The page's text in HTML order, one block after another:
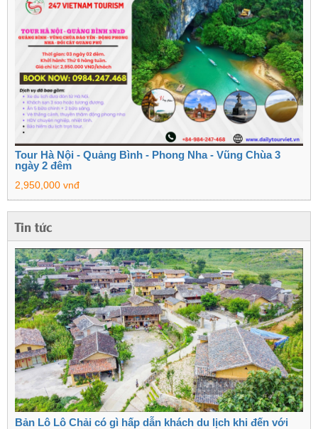
Tour Hà Nội - Quảng Bình - Phong Nha - Vũng Chùa 3
ngày 2 đêm
2,950,000 vnđ
Tin tức
Bản Lô Lô Chải có gì hấp dẫn khách du lịch khi đến với